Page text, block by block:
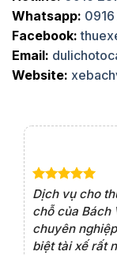
Whatsapp:
Facebook:
Email:
Website:
Dịch vụ cho
chỗ của Bách
chuyên
biệt tài xế rất